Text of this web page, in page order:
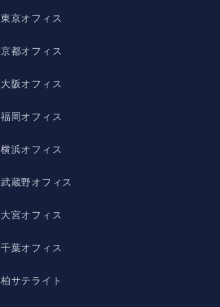
東京オフィス
京都オフィス
大阪オフィス
福岡オフィス
横浜オフィス
武蔵野オフィス
大宮オフィス
千葉オフィス
柏サテライト